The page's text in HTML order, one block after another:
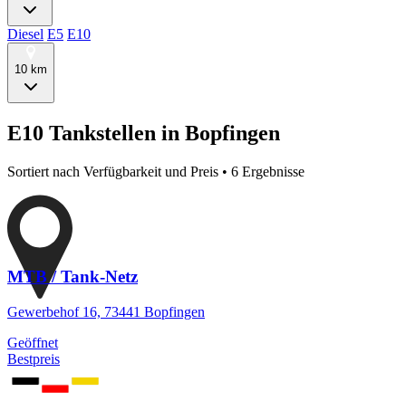
Diesel E5 E10
10 km
E10 Tankstellen in Bopfingen
Sortiert nach Verfügbarkeit und Preis • 6 Ergebnisse
MTB / Tank-Netz
Gewerbehof 16, 73441 Bopfingen
Geöffnet
Bestpreis